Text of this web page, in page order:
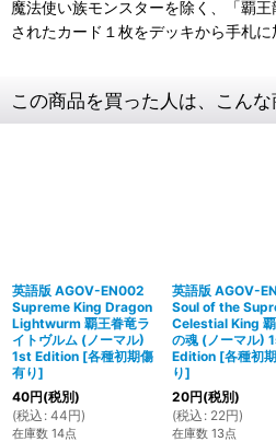
魔法使い族モンスターを除く、「覇
されたカード１枚をデッキから手札に
この商品を買った人は、こん
英語版 AGOV-EN002
Supreme King Dragon
Lightwurm 覇王眷竜ラ
イトヴルム (ノーマル)
1st Edition [各種初期傷
有り]
40円(税別)
(税込 : 44円)
在庫数 14点
英語版 AGOV-
Soul of the
Celestial King
の魂 (ノーマル)
Edition [各種初
り]
20円(税別)
(税込 : 22円)
在庫数 13点